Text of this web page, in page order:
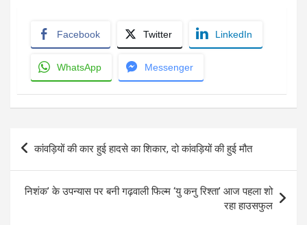
Facebook Twitter LinkedIn
WhatsApp Messenger
Post
navigation
कांवड़ियों की कार हुई हादसे का शिकार, दो कांवड़ियों की हुई मौत
निशंक’ के उपन्यास पर बनी गढ़वाली फिल्म ‘यु कनु रिश्ता’ आज पहला शो
रहा हाउसफुल